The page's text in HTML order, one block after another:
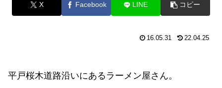
X Facebook LINE コピー
16.05.31 22.04.25
平戸桜木道路沿いにあるラーメン屋さん。